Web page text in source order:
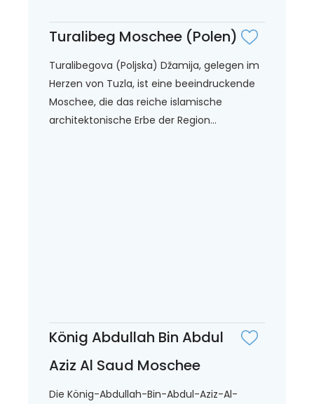
Turalibeg Moschee (Polen)
Turalibegova (Poljska) Džamija, gelegen im
Herzen von Tuzla, ist eine beeindruckende
Moschee, die das reiche islamische
architektonische Erbe der Region...
König Abdullah Bin Abdul
Aziz Al Saud Moschee
Die König-Abdullah-Bin-Abdul-Aziz-Al-